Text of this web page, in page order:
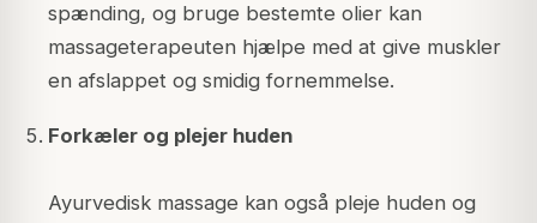
spænding, og bruge bestemte olier kan
massageterapeuten hjælpe med at give muskler
en afslappet og smidig fornemmelse.
Forkæler og plejer huden
Ayurvedisk massage kan også pleje huden og